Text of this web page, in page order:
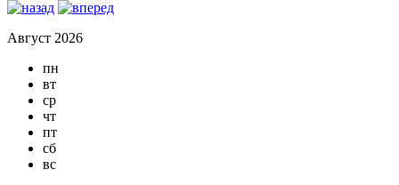
Август 2026
пн
вт
ср
чт
пт
сб
вс